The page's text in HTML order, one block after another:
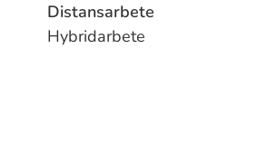
Distansarbete
Hybridarbete